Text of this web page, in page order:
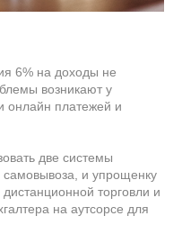
6% на доходы не
возникают у
онлайн платежей и
две системы
и упрощенку
торговли и
на аутсорсе для